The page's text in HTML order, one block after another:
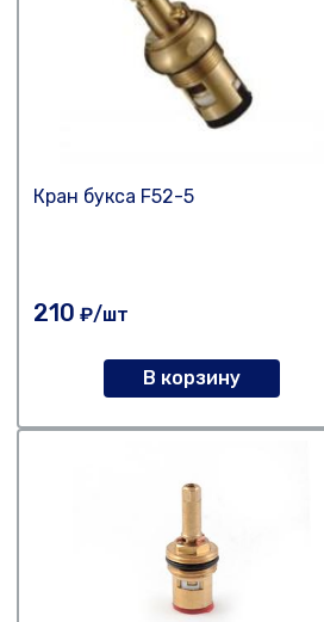
Кран букса F52-5
210 ₽/шт
В корзину